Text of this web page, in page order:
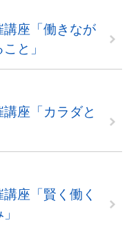
講座「働きなが
と」
座「カラダと
座「賢く働く